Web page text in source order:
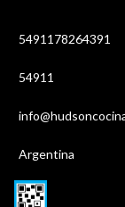
5491178264391
54911
Argentina